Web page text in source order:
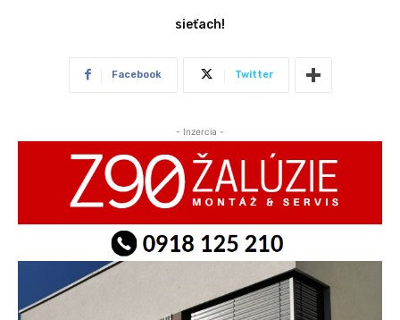
sieťach!
Facebook Twitter
- Inzercia -